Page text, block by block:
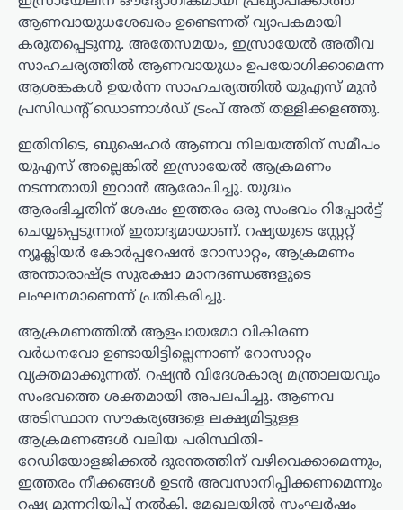
ആണവായുധശേഖരം ഉണ്ടെന്നത് വ്യാപകമായി
കരുതപ്പെടുന്നു. അതേസമയം, ഇസ്രായേൽ അതീവ
സാഹചര്യത്തിൽ ആണവായുധം ഉപയോഗിക്കാമെന്ന
ആശങ്കകൾ ഉയർന്ന സാഹചര്യത്തിൽ യുഎസ് മുൻ
പ്രസിഡന്റ് ഡൊണാൾഡ് ട്രംപ് അത് തള്ളിക്കളഞ്ഞു.
ഇതിനിടെ, ബുഷെഹർ ആണവ നിലയത്തിന് സമീപം
യുഎസ് അല്ലെങ്കിൽ ഇസ്രായേൽ ആക്രമണം
നടന്നതായി ഇറാൻ ആരോപിച്ചു. യുദ്ധം
ആരംഭിച്ചതിന് ശേഷം ഇത്തരം ഒരു സംഭവം റിപ്പോർട്ട്
ചെയ്യപ്പെടുന്നത് ഇതാദ്യമായാണ്. റഷ്യയുടെ സ്റ്റേറ്റ്
ന്യൂക്ലിയർ കോർപ്പറേഷൻ റോസാറ്റം, ആക്രമണം
അന്താരാഷ്ട്ര സുരക്ഷാ മാനദണ്ഡങ്ങളുടെ
ലംഘനമാണെന്ന് പ്രതികരിച്ചു.
ആക്രമണത്തിൽ ആളപായമോ വികിരണ
വർധനവോ ഉണ്ടായിട്ടില്ലെന്നാണ് റോസാറ്റം
വ്യക്തമാക്കുന്നത്. റഷ്യൻ വിദേശകാര്യ മന്ത്രാലയവും
സംഭവത്തെ ശക്തമായി അപലപിച്ചു. ആണവ
അടിസ്ഥാന സൗകര്യങ്ങളെ ലക്ഷ്യമിട്ടുള്ള
ആക്രമണങ്ങൾ വലിയ പരിസ്ഥിതി-
റേഡിയോളജിക്കൽ ദുരന്തത്തിന് വഴിവെക്കാമെന്നും,
ഇത്തരം നീക്കങ്ങൾ ഉടൻ അവസാനിപ്പിക്കണമെന്നും
റഷ്യ മുന്നറിയിപ്പ് നൽകി. മേഖലയിൽ സംഘർഷം